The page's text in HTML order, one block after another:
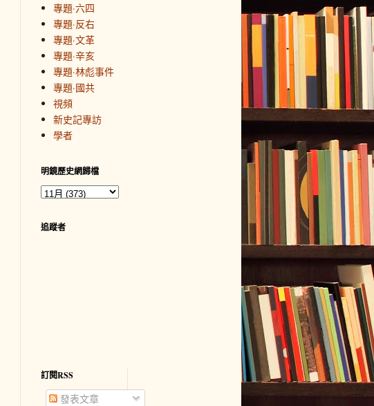
專題·六四
專題·反右
專題·文革
專題·辛亥
專題·林彪事件
專題·國共
視頻
新史記專訪
學者
明鏡歷史網歸檔
追蹤者
訂閱RSS
發表文章